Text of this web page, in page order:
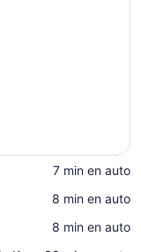
‪7 min en auto‬
‪8 min en auto‬
‪8 min en auto‬